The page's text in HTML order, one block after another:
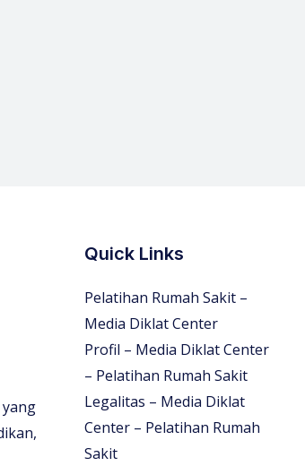
Quick Links
Pelatihan Rumah Sakit –
Media Diklat Center
Profil – Media Diklat Center
– Pelatihan Rumah Sakit
Legalitas – Media Diklat
Center – Pelatihan Rumah
Sakit